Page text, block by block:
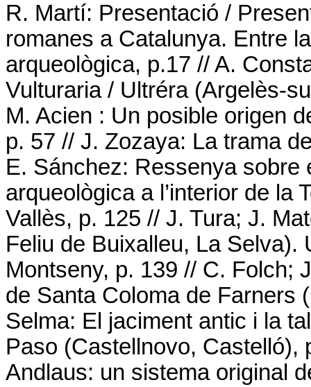
R. Martí: Presentació /
romanes a Catalunya. Entre
arqueològica, p.17 // A.
Vulturaria / Ultréra (Argelès-
M. Acien : Un posible origen
p. 57 // J. Zozaya: La trama
E. Sánchez: Ressenya sobre
arqueològica a l’interior de la
Vallès, p. 125 // J. Tura; J.
Feliu de Buixalleu, La Selva).
Montseny, p. 139 // C. Folch;
de Santa Coloma de Farners
Selma: El jaciment antic i la
Paso (Castellnovo, Castelló),
Andlaus: un sistema original